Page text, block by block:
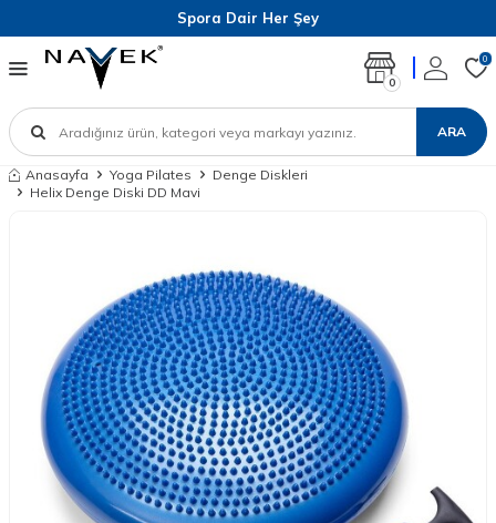
Spora Dair Her Şey
ARA
0
0
Anasayfa Yoga Pilates
Denge Diskleri
Helix Denge Diski DD Mavi